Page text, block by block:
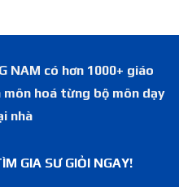
NAM có hơn 1000+ giáo
môn hoá từng bộ môn dạy
nhà
GIA SƯ GIỎI NGAY!